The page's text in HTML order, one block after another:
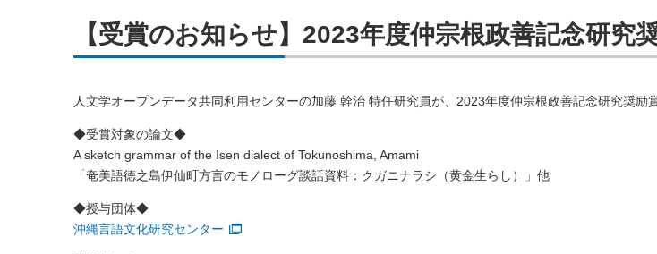
【受賞のお知らせ】2023年度仲宗根政善記念研究
人文学オープンデータ共同利用センターの加藤 幹治 特任研究員が、2023年度仲宗根政善記念研究奨励
◆受賞対象の論文◆
A sketch grammar of the Isen dialect of Tokunoshima, Amami
「奄美語徳之島伊仙町方言のモノローグ談話資料：クガニナラシ（黄金生らし）」他
◆授与団体◆
沖縄言語文化研究センター